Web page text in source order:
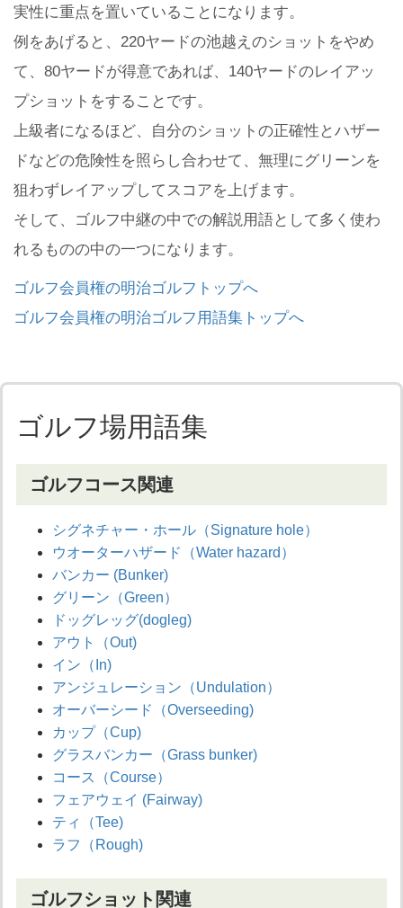
実性に重点を置いていることになります。
例をあげると、220ヤードの池越えのショットをやめ
て、80ヤードが得意であれば、140ヤードのレイアッ
プショットをすることです。
上級者になるほど、自分のショットの正確性とハザー
ドなどの危険性を照らし合わせて、無理にグリーンを
狙わずレイアップしてスコアを上げます。
そして、ゴルフ中継の中での解説用語として多く使わ
れるものの中の一つになります。
ゴルフ会員権の明治ゴルフトップへ
ゴルフ会員権の明治ゴルフ用語集トップへ
ゴルフ場用語集
ゴルフコース関連
シグネチャー・ホール（Signature hole）
ウオーターハザード（Water hazard）
バンカー (Bunker)
グリーン（Green）
ドッグレッグ(dogleg)
アウト（Out)
イン（In)
アンジュレーション（Undulation）
オーバーシード（Overseeding)
カップ（Cup)
グラスバンカー（Grass bunker)
コース（Course）
フェアウェイ (Fairway)
ティ（Tee)
ラフ（Rough)
ゴルフショット関連